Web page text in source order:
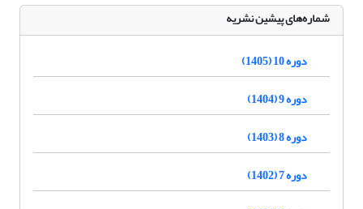
شماره‌های پیشین نشریه
دوره 10 (1405)
دوره 9 (1404)
دوره 8 (1403)
دوره 7 (1402)